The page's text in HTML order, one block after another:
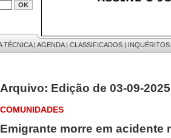
TÉCNICA| AGENDA| CLASSIFICADOS | INQUÉRITOS
Arquivo: Edição de 03-09-2025
COMUNIDADES
Emigrante morre em acidente